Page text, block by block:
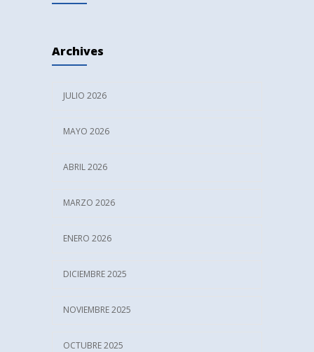
astigmatismo
Archives
JULIO 2026
MAYO 2026
ABRIL 2026
MARZO 2026
ENERO 2026
DICIEMBRE 2025
NOVIEMBRE 2025
OCTUBRE 2025